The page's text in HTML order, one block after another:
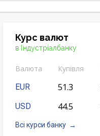
Курс валют
в Індустріалбанку
Валюта Купівля
EUR
51.3
USD 44.5
Всі курси банку